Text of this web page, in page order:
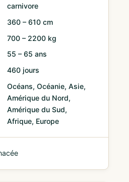
carnivore
360 – 610 cm
700 – 2200 kg
55 – 65 ans
460 jours
Océans, Océanie, Asie,
Amérique du Nord,
Amérique du Sud,
Afrique, Europe